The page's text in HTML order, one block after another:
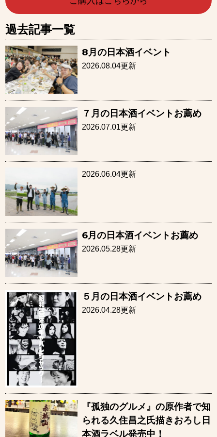
過去記事一覧
8月の日本酒イベント
2026.08.04更新
７月の日本酒イベントお薦め
2026.07.01更新
2026.06.04更新
6月の日本酒イベントお薦め
2026.05.28更新
５月の日本酒イベントお薦め
2026.04.28更新
『孤独のグルメ』の原作者で知
られる久住昌之氏描きおろし日
本酒ラベル発売中！